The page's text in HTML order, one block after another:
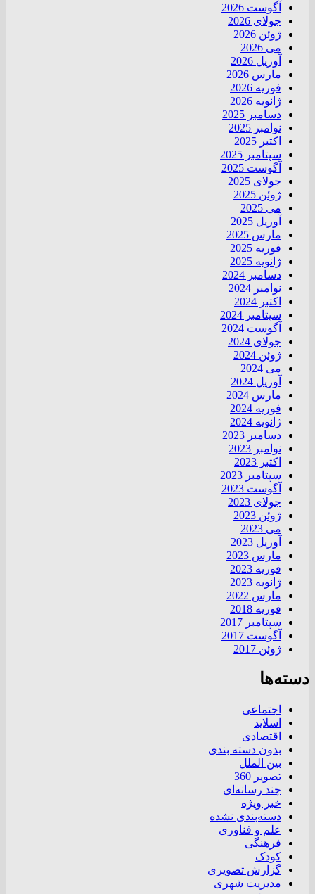
آگوست 2026
جولای 2026
ژوئن 2026
می 2026
آوریل 2026
مارس 2026
فوریه 2026
ژانویه 2026
دسامبر 2025
نوامبر 2025
اکتبر 2025
سپتامبر 2025
آگوست 2025
جولای 2025
ژوئن 2025
می 2025
آوریل 2025
مارس 2025
فوریه 2025
ژانویه 2025
دسامبر 2024
نوامبر 2024
اکتبر 2024
سپتامبر 2024
آگوست 2024
جولای 2024
ژوئن 2024
می 2024
آوریل 2024
مارس 2024
فوریه 2024
ژانویه 2024
دسامبر 2023
نوامبر 2023
اکتبر 2023
سپتامبر 2023
آگوست 2023
جولای 2023
ژوئن 2023
می 2023
آوریل 2023
مارس 2023
فوریه 2023
ژانویه 2023
مارس 2022
فوریه 2018
سپتامبر 2017
آگوست 2017
ژوئن 2017
دسته‌ها
اجتماعی
اسلاید
اقتصادی
بدون دسته بندی
بین الملل
تصویر 360
چند رسانه‌ای
خبر ویژه
دسته‌بندی نشده
علم و فناوری
فرهنگی
کودک
گزارش تصویری
مدیریت شهری